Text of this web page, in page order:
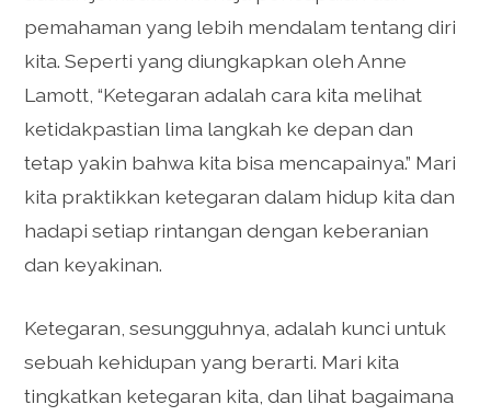
pemahaman yang lebih mendalam tentang diri
kita. Seperti yang diungkapkan oleh Anne
Lamott, “Ketegaran adalah cara kita melihat
ketidakpastian lima langkah ke depan dan
tetap yakin bahwa kita bisa mencapainya.” Mari
kita praktikkan ketegaran dalam hidup kita dan
hadapi setiap rintangan dengan keberanian
dan keyakinan.
Ketegaran, sesungguhnya, adalah kunci untuk
sebuah kehidupan yang berarti. Mari kita
tingkatkan ketegaran kita, dan lihat bagaimana